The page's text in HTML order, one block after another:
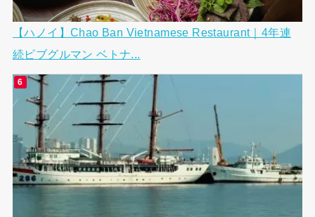
【ハノイ】Chao Ban Vietnamese Restaurant｜4年連
続ビブグルマン ベトナ...